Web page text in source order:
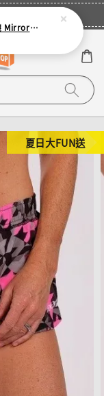
夏日大FUN送
【INCYLENCE】三鐵運動機能襪 Mirrored Mint